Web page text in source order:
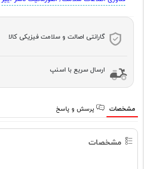
گارانتی اصالت و سلامت فیزیکی کالا
ارسال سریع با اسنپ
مشخصات پرسش و پاسخ
مشخصات